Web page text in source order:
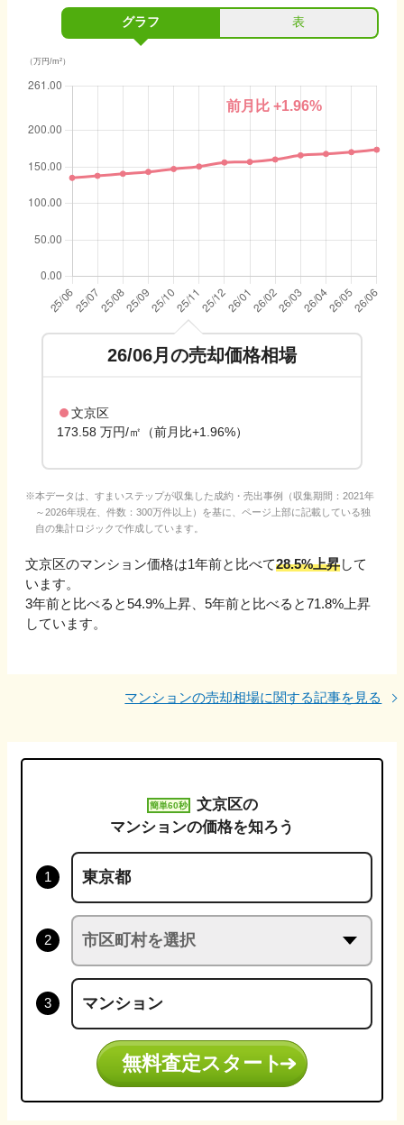
グラフ 表
（万円/m²）
前月比+1.96%
26/06月の売却価格相場
文京区
173.58 万円/㎡（前月比+1.96%）
本データは、すまいステップが収集した成約・売出事例（収集期間：2021年
～2026年現在、件数：300万件以上）を基に、ページ上部に記載している独
自の集計ロジックで作成しています。
文京区のマンション価格は1年前と比べて28.5%上昇して
います。
3年前と比べると54.9%上昇 5年前と比べると71.8%上昇
しています。
マンションの売却相場に関する記事を見る
簡単60秒 文京区の
マンションの価格を知ろう
無料査定スタート